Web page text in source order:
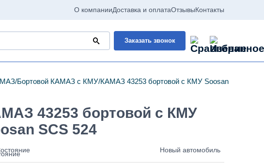
О компанииДоставка и оплатаОтзывыКонтакты
Заказать звонок
Бортовой КАМАЗ с КМУ КАМАЗ 43253 бортовой с КМУ Soosan SCS 524
43253 бортовой с КМУ
SCS 524
Новый автомобиль